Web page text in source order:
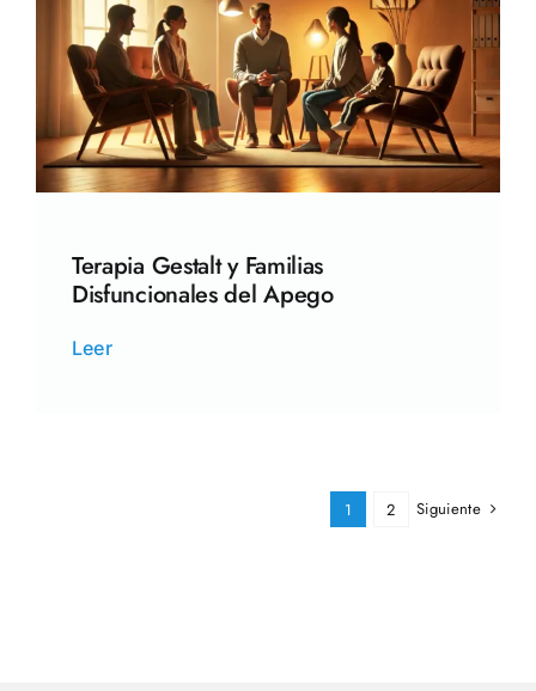
Terapia Gestalt y Familias
Disfuncionales del Apego
Leer
1 2 Siguiente